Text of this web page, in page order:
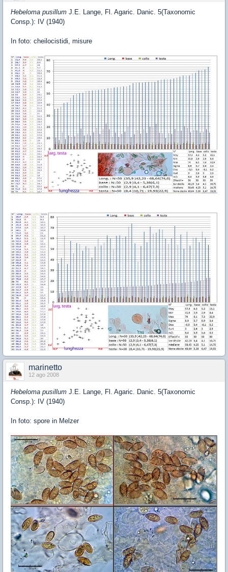
Hebeloma pusillum J.E. Lange, Fl. Agaric. Danic. 5(Taxonomic
Consp.): IV (1940)
In foto: cheilocistidi, misure
marinetto
12 ago 2008
Hebeloma pusillum J.E. Lange, Fl. Agaric. Danic. 5(Taxonomic
Consp.): IV (1940)
In foto: spore in Melzer